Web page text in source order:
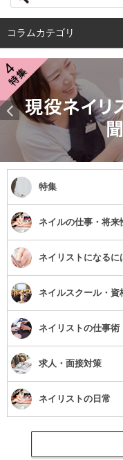
サロンの特徴
シャンデリアがとても印
本部認定講師と1級ネイ
低価格なのにスピーディ
は厳しい社内試験をパス
なんです！
豊富なデザインの中から
りやすいこともリピータ
スカルプも対応している
すめです！
口コミ一部抜粋
仕上げて貰いました。剥
コラムカテゴリ
特集
ネイルの仕事・将来
ネイリストになるに
ネイルスクール・資
ネイリストの仕事術
求人・面接対策
ネイリストの日常